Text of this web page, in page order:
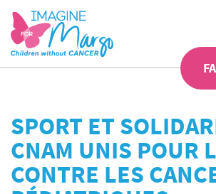
SPORT ET
CNAM UNIS POUR
CONTRE LES